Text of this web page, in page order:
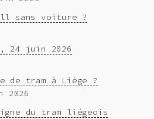
sans voiture ?
24 juin 2026
de tram à Liège ?
2026
du tram liégeois